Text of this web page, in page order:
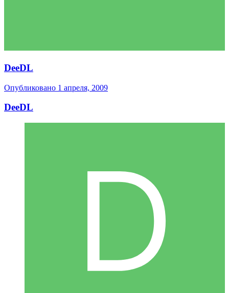
DeeDL
Опубликовано 1 апреля, 2009
DeeDL